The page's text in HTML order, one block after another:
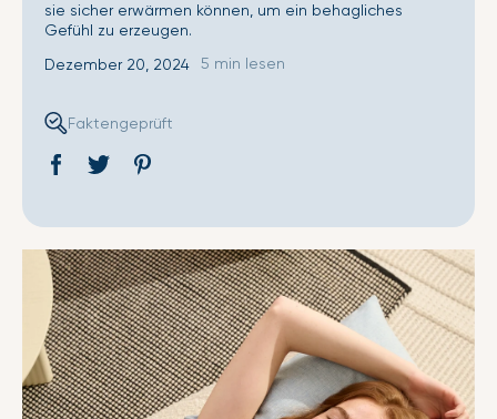
sie sicher erwärmen können, um ein behagliches
Gefühl zu erzeugen.
Dezember 20, 2024
5 min lesen
Auf
Öffnet
Fenster.
Tweet
Öffnet
Fenster.Fenster.
Faktengeprüft